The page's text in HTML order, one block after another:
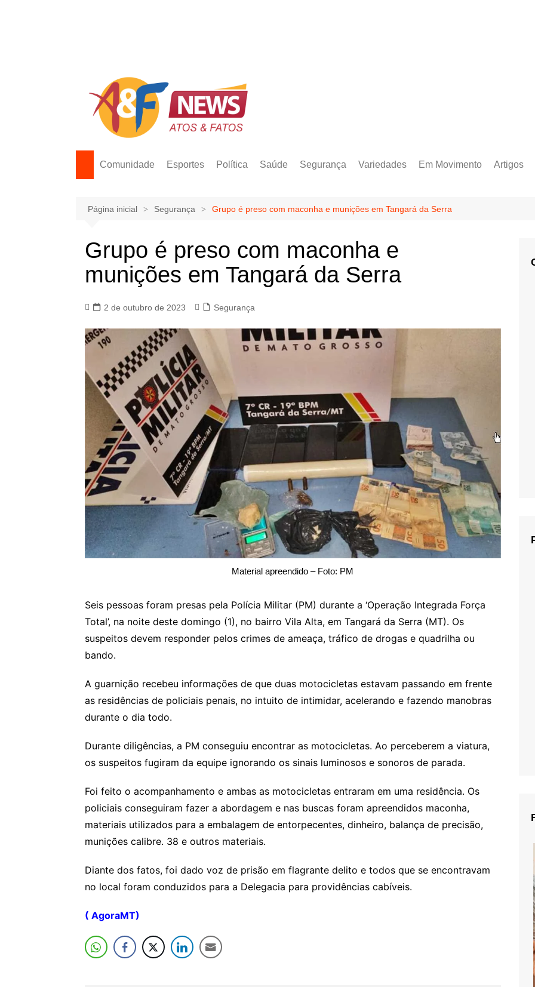
Comunidade Esportes Política Saúde Segurança Variedades Em Movimento Artigos
Página inicial Segurança Grupo é preso com maconha e munições em Tangará da Serra
Grupo é preso com maconha e
munições em Tangará da Serra
2 de outubro de 2023 Segurança
Material apreendido – Foto: PM
Seis pessoas foram presas pela Polícia Militar (PM) durante a ‘Operação Integrada Força
Total’, na noite deste domingo (1), no bairro Vila Alta, em Tangará da Serra (MT). Os
suspeitos devem responder pelos crimes de ameaça, tráfico de drogas e quadrilha ou
bando.
A guarnição recebeu informações de que duas motocicletas estavam passando em frente
as residências de policiais penais, no intuito de intimidar, acelerando e fazendo manobras
durante o dia todo.
Durante diligências, a PM conseguiu encontrar as motocicletas. Ao perceberem a viatura,
os suspeitos fugiram da equipe ignorando os sinais luminosos e sonoros de parada.
Foi feito o acompanhamento e ambas as motocicletas entraram em uma residência. Os
policiais conseguiram fazer a abordagem e nas buscas foram apreendidos maconha,
materiais utilizados para a embalagem de entorpecentes, dinheiro, balança de precisão,
munições calibre. 38 e outros materiais.
Diante dos fatos, foi dado voz de prisão em flagrante delito e todos que se encontravam
no local foram conduzidos para a Delegacia para providências cabíveis.
( AgoraMT)